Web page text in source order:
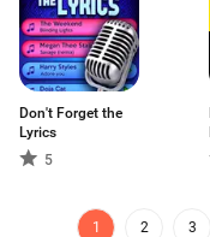
Don't Forget the
Lyrics
5
1 2 3